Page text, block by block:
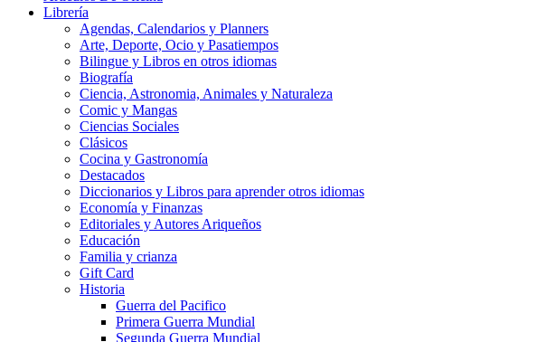
Librería
Agendas, Calendarios y Planners
Arte, Deporte, Ocio y Pasatiempos
Bilingue y Libros en otros idiomas
Biografía
Ciencia, Astronomia, Animales y Naturaleza
Comic y Mangas
Ciencias Sociales
Clásicos
Cocina y Gastronomía
Destacados
Diccionarios y Libros para aprender otros idiomas
Economía y Finanzas
Editoriales y Autores Ariqueños
Educación
Familia y crianza
Gift Card
Historia
Guerra del Pacifico
Primera Guerra Mundial
Segunda Guerra Mundial